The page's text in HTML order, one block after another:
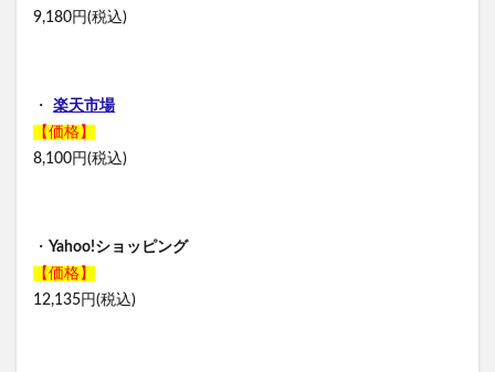
9,180円(税込)
・
楽天市場
【価格】
8,100円(税込)
・ Yahoo!ショッピング
【価格】
12,135円(税込)